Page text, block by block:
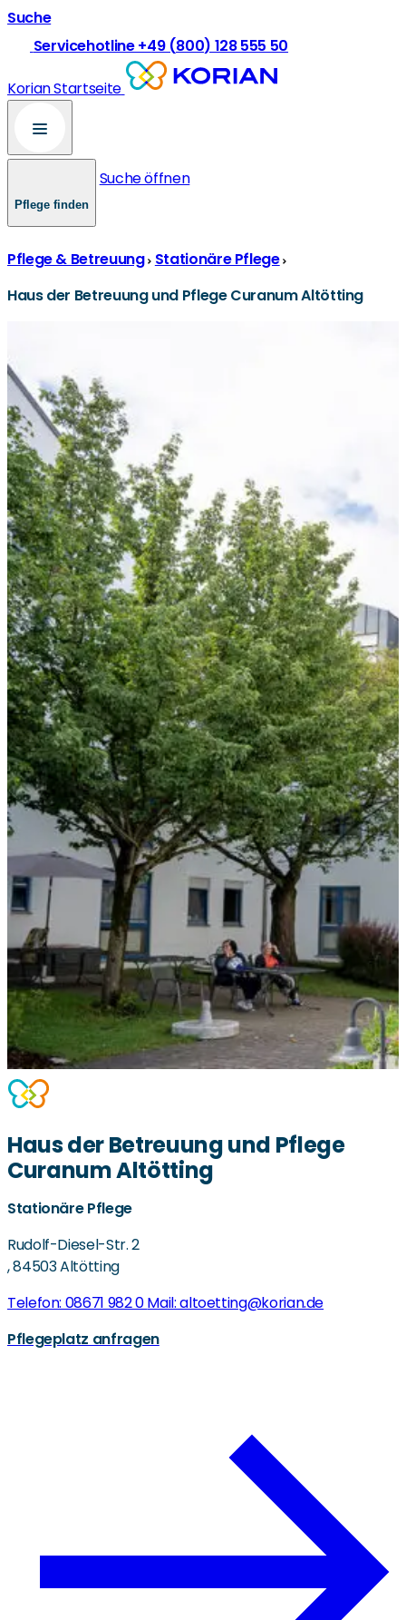
Suche
Servicehotline +49 (800) 128 555 50
Korian Startseite
Pflege finden
Suche öffnen
Pflege & Betreuung Stationäre Pflege
Haus der Betreuung und Pflege Curanum Altötting
Haus der Betreuung und Pflege
Curanum Altötting
Stationäre Pflege
Rudolf-Diesel-Str. 2
,84503 Altötting
Telefon: 08671 982 0Mail: altoetting@korian.de
Pflegeplatz anfragen